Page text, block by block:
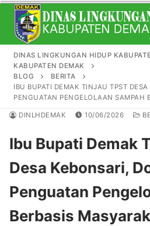
Skip
content
DINAS LINGKUNGAN HIDUP
KABUPATEN DEMAK
BLOG
BERITA
IBU BUPATI DEMAK TINJAU TPST
PENGUATAN PENGELOLAAN SAMPAH
DINLHDEMAK 10/06/2026
Ibu Bupati Demak
Desa Kebonsari,
Penguatan
Berbasis